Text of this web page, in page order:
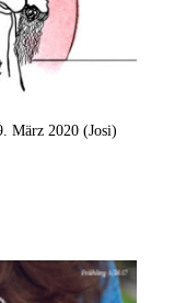
März 2020 (Josi)